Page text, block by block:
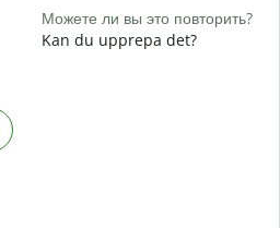
Можете ли вы это повторить?
Kan du upprepa det?